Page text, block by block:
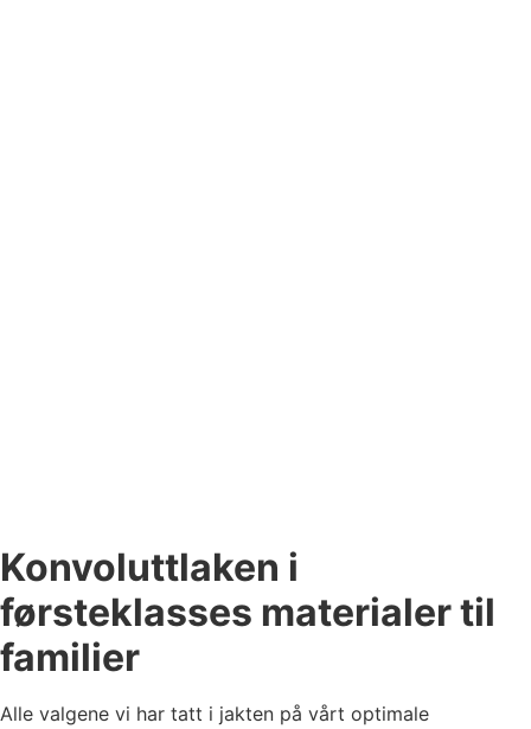
Konvoluttlaken i
førsteklasses materialer til
familier
Alle valgene vi har tatt i jakten på vårt optimale